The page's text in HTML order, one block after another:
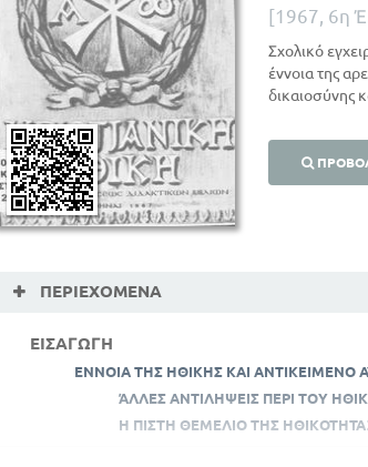
[1967, 6η
Σχολικό
έννοια της
δικαιοσύνης
ΠΕΡΙΕΧΌΜΕΝΑ
ΕΙΣΑΓΩΓΗ
ΕΝΝΟΙΑ ΤΗΣ ΗΘΙΚΗΣ ΚΑΙ ΑΝΤΙΚΕΙΜΕΝΟ
ΆΛΛΕΣ ΑΝΤΙΛΗΨΕΙΣ ΠΕΡΙ ΤΟΥ
Η ΠΙΣΤΗ ΘΕΜΕΛΙΟ ΤΗΣ